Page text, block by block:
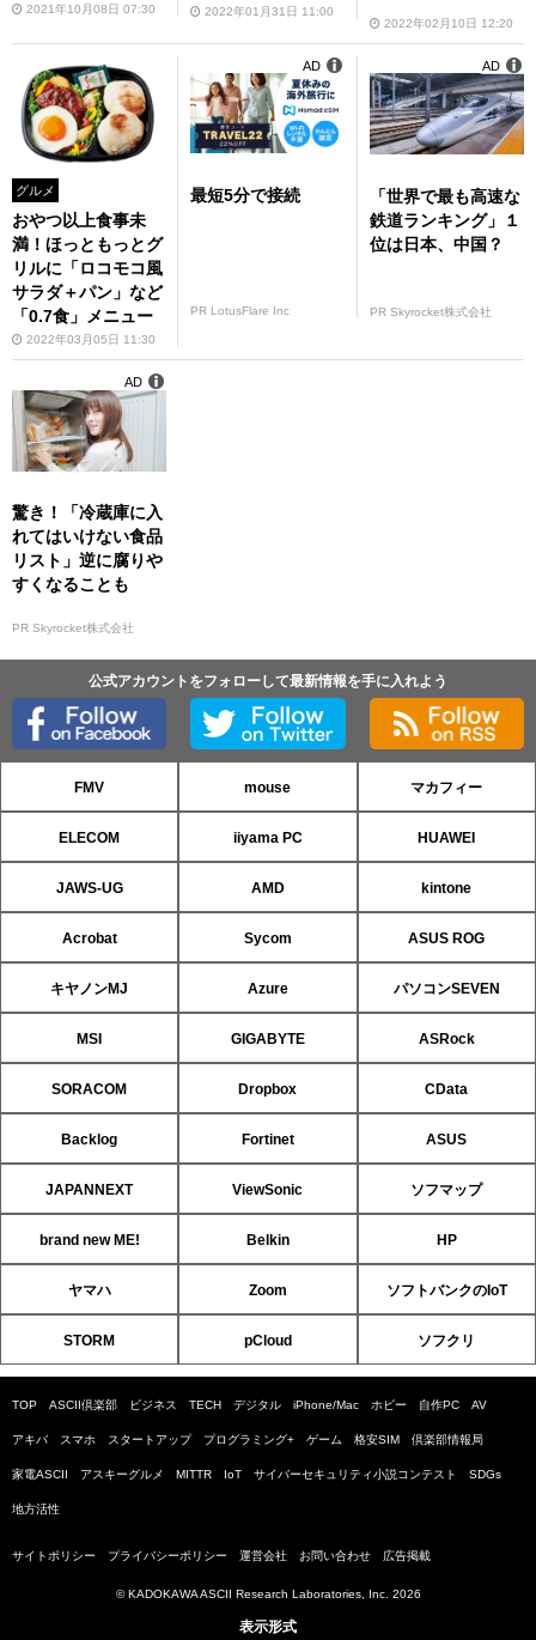
2021年10月08日 07:30
ンド～など（1月31
2022年01月31日 11:00
2022年02月10日 12:20
グルメ
おやつ以上食事未
満！ほっともっとグ
リルに「ロコモコ風
サラダ＋パン」など
「0.7食」メニュー
2022年03月05日 11:30
最短5分で接続
PR LotusFlare Inc
AD
「世界で最も高速な
鉄道ランキング」１
位は日本、中国？
PR Skyrocket株式会社
AD
驚き！「冷蔵庫に入
れてはいけない食品
リスト」逆に腐りや
すくなることも
PR Skyrocket株式会社
AD
公式アカウントをフォローして最新情報を手に入れよう
FMV mouse マカフィー
ELECOM iiyama PC HUAWEI
JAWS-UG AMD kintone
Acrobat Sycom ASUS ROG
キヤノンMJ Azure パソコンSEVEN
MSI GIGABYTE ASRock
SORACOM Dropbox CData
Backlog Fortinet ASUS
JAPANNEXT ViewSonic ソフマップ
brand new ME! Belkin HP
ヤマハ Zoom ソフトバンクのIoT
STORM pCloud ソフクリ
TOP ASCII倶楽部 ビジネス TECH デジタル iPhone/Mac ホビー 自作PC AV
アキバ スマホ スタートアップ プログラミング+ ゲーム 格安SIM 倶楽部情報局
家電ASCII アスキーグルメ MITTR IoT サイバーセキュリティ小説コンテスト SDGs
地方活性
サイトポリシー プライバシーポリシー 運営会社 お問い合わせ 広告掲載
© KADOKAWA ASCII Research Laboratories, Inc. 2026
表示形式